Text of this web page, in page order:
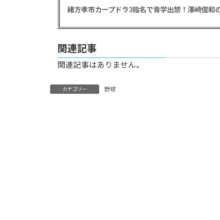
緒方孝市カープドラ3指名で青学出禁！澤﨑俊和
関連記事
関連記事はありません。
カテゴリー 野球